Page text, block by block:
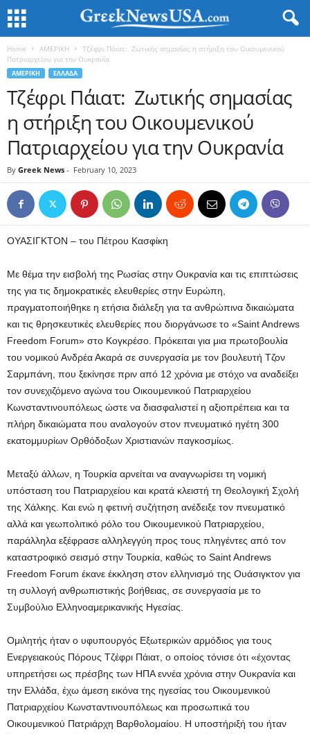
Home ΑΜΕΡΙΚΗ
Τζέφρι Πάιατ: Ζωτικής σημασίας η στήριξη του Οικουμενικού
Πατριαρχείου για την Ουκρανία
ΑΜΕΡΙΚΗ ΕΛΛΑΔΑ
Τζέφρι Πάιατ: Ζωτικής σημασίας
η στήριξη του Οικουμενικού
Πατριαρχείου για την Ουκρανία
By Greek News - February 10, 2023
ΟΥΑΣΙΓΚΤΟΝ – του Πέτρου Κασφίκη
Με θέμα την εισβολή της Ρωσίας στην Ουκρανία και τις επιπτώσεις
της για τις δημοκρατικές ελευθερίες στην Ευρώπη,
πραγματοποιήθηκε η ετήσια διάλεξη για τα ανθρώπινα δικαιώματα
και τις θρησκευτικές ελευθερίες που διοργάνωσε το «Saint Andrews
Freedom Forum» στο Κογκρέσο. Πρόκειται για μια πρωτοβουλία
του νομικού Ανδρέα Ακαρά σε συνεργασία με τον βουλευτή Τζον
Σαρμπάνη, που ξεκίνησε πριν από 12 χρόνια με στόχο να αναδείξει
τον συνεχιζόμενο αγώνα του Οικουμενικού Πατριαρχείου
Κωνσταντινουπόλεως ώστε να διασφαλιστεί η αξιοπρέπεια και τα
πλήρη δικαιώματα που αναλογούν στον πνευματικό ηγέτη 300
εκατομμυρίων Ορθόδοξων Χριστιανών παγκοσμίως.
Μεταξύ άλλων, η Τουρκία αρνείται να αναγνωρίσει τη νομική
υπόσταση του Πατριαρχείου και κρατά κλειστή τη Θεολογική Σχολή
της Χάλκης. Και ενώ η φετινή συζήτηση ανέδειξε τον πνευματικό
αλλά και γεωπολιτικό ρόλο του Οικουμενικού Πατριαρχείου,
παράλληλα εξέφρασε αλληλεγγύη προς τους πληγέντες από τον
καταστροφικό σεισμό στην Τουρκία, καθώς το Saint Andrews
Freedom Forum έκανε έκκληση στον ελληνισμό της Ουάσιγκτον για
τη συλλογή ανθρωπιστικής βοήθειας, σε συνεργασία με το
Συμβούλιο Ελληνοαμερικανικής Ηγεσίας.
Ομιλητής ήταν ο υφυπουργός Εξωτερικών αρμόδιος για τους
Ενεργειακούς Πόρους Τζέφρι Πάιατ, ο οποίος τόνισε ότι «έχοντας
υπηρετήσει ως πρέσβης των ΗΠΑ εννέα χρόνια στην Ουκρανία και
την Ελλάδα, έχω άμεση εικόνα της ηγεσίας του Οικουμενικού
Πατριαρχείου Κωνσταντινουπόλεως και προσωπικά του
Οικουμενικού Πατριάρχη Βαρθολομαίου. Η υποστήριξή του ήταν